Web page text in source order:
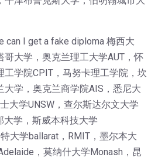
can I get a fake diploma 梅西大
哥大学，奥克兰理工大学AUT，怀
工学院CPIT，马努卡理工学院，坎
大学，奥克兰商学院AIS，悉尼大
大学UNSW，查尔斯达尔文大学
大学，斯威本科技大学
大学ballarat，RMIT，墨尔本大
，莫纳什大学Monash，昆